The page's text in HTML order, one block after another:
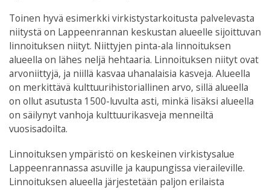
Toinen hyvä esimerkki virkistystarkoitusta palvelevasta
niitystä on Lappeenrannan keskustan alueelle sijoittuvan
linnoituksen niityt. Niittyjen pinta-ala linnoituksen
alueella on lähes neljä hehtaaria. Linnoituksen niityt ovat
arvoniittyjä, ja niillä kasvaa uhanalaisia kasveja. Alueella
on merkittävä kulttuurihistoriallinen arvo, sillä alueella
on ollut asutusta 1500-luvulta asti, minkä lisäksi alueella
on säilynyt vanhoja kulttuurikasveja menneiltä
vuosisadoilta.
Linnoituksen ympäristö on keskeinen virkistysalue
Lappeenrannassa asuville ja kaupungissa vieraileville.
Linnoituksen alueella järjestetään paljon erilaista